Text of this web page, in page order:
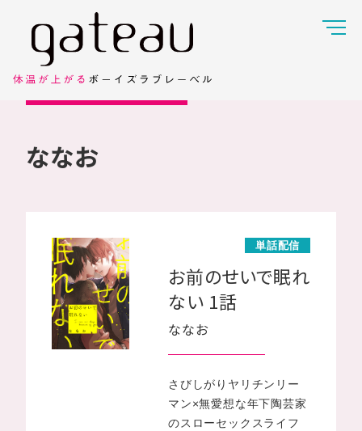
ななお
お前のせいで眠れ
ない 1話
ななお
単話配信
さびしがりヤリチンリー
マン×無愛想な年下陶芸家
のスローセックスライフ